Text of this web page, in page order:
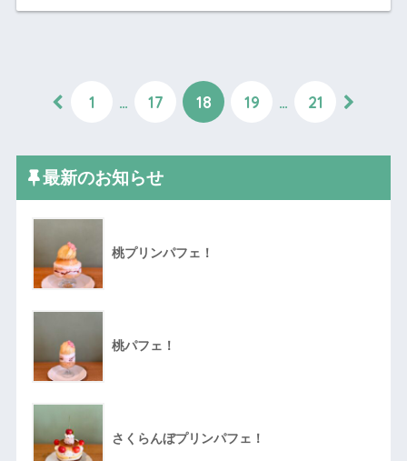
1 … 17 18 19 … 21
最新のお知らせ
桃プリンパフェ！
桃パフェ！
さくらんぼプリンパフェ！